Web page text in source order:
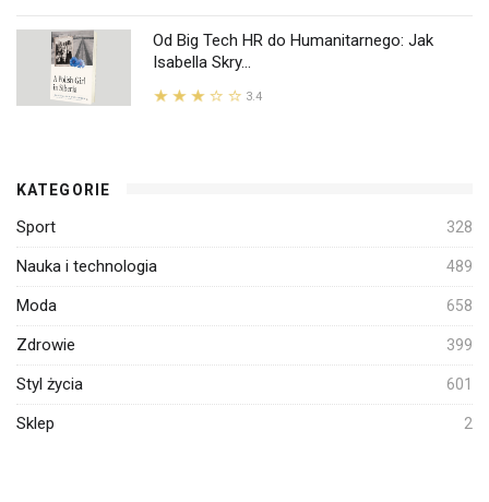
Od Big Tech HR do Humanitarnego: Jak
Isabella Skry...
3.4
KATEGORIE
Sport 328
Nauka i technologia 489
Moda 658
Zdrowie 399
Styl życia 601
Sklep 2